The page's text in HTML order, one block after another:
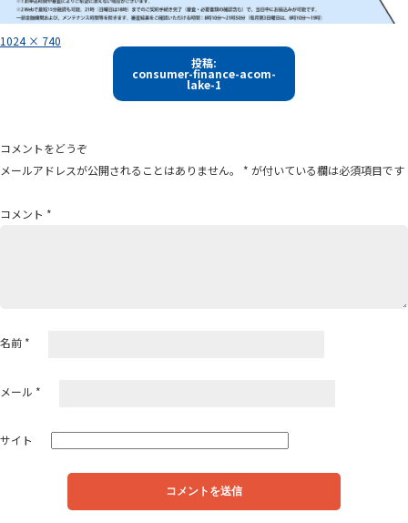
フ
ル
1024 × 740
ゲ
ー
ョ
投稿:
consumer-finance-acom-
lake-1
コメントをどうぞ
メールアドレスが公開されることはありません。
* が付いている欄は必須項目です
コメント *
名前 *
メール *
サイト